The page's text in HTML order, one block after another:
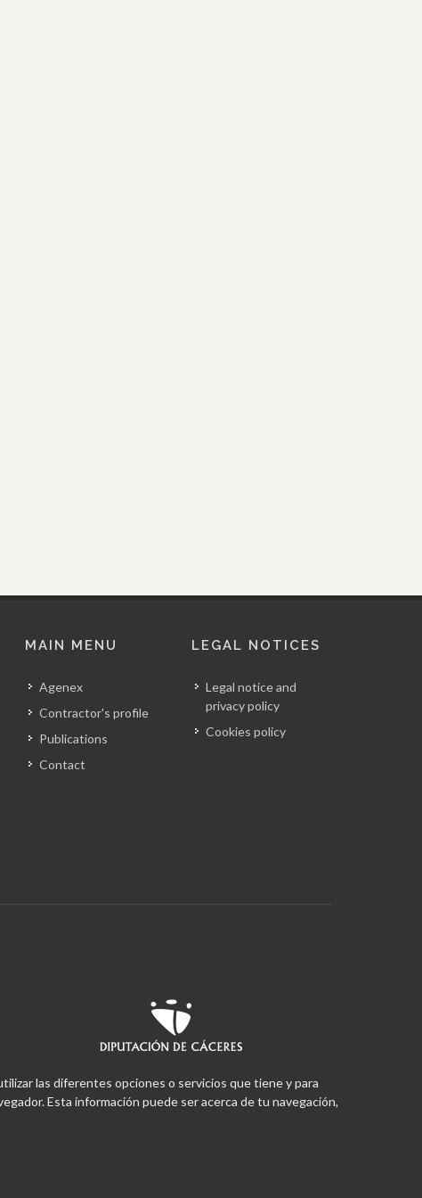
MAIN MENU
Agenex
Contractor's profile
Publications
Contact
LEGAL NOTICES
Legal notice and
privacy policy
Cookies policy
las diferentes opciones o servicios que tiene y para
Esta información puede ser acerca de tu navegación,